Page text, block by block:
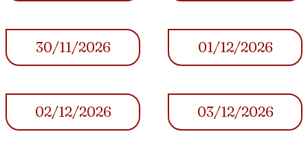
30/11/2026 01/12/2026
02/12/2026 03/12/2026